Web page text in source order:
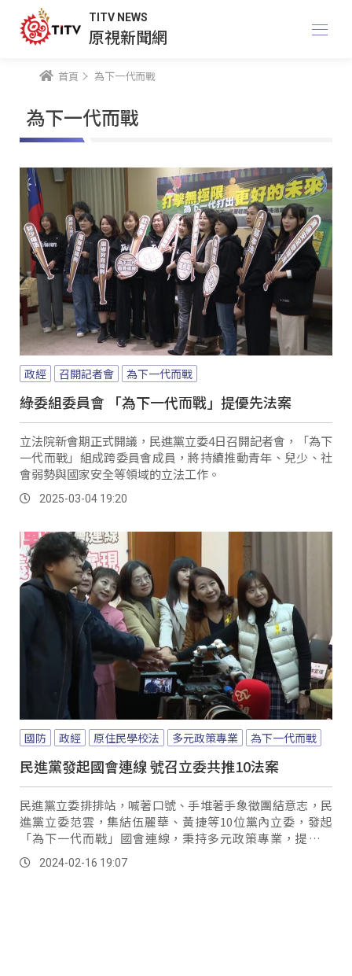
TITV NEWS
原視新聞網
首頁 為下一代而戰
為下一代而戰
政經 召開記者會 為下一代而戰
綠委組委員會 「為下一代而戰」提優先法案
立法院新會期正式開議，民進黨立委4日召開記者會，「為下
一代而戰」組成跨委員會成員，將持續推動青年、兒少、社
會弱勢與國家安全等領域的立法工作。
2025-03-04 19:20
國防 政經 原住民學校法 多元政策專業 為下一代而戰
民進黨發起國會連線 號召立委共推10法案
民進黨立委排排站，喊著口號、手堆著手象徵團結意志，民
進黨立委范雲，集結伍麗華、黃捷等10位黨內立委，發起
「為下一代而戰」國會連線，秉持多元政策專業，提出教
育、分配正義、自我實現3大主軸。
2024-02-16 19:07